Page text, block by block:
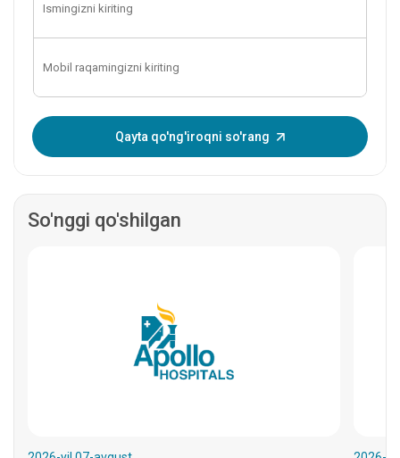
Qayta qo'ng'iroqni so'rang
So'nggi qo'shilgan